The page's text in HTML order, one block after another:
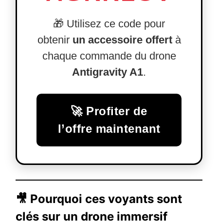
🎁 Utilisez ce code pour
obtenir un accessoire offertà
chaque commande du drone
Antigravity A1.
🚀 Profiter de
l’offre maintenant
🎥 Pourquoi ces voyants sont
clés sur un drone immersif